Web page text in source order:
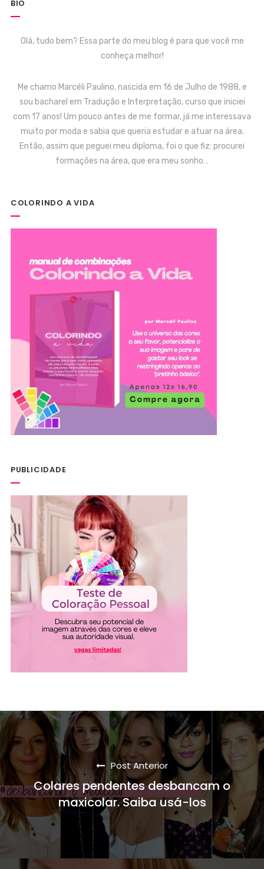
BIO
Olá, tudo bem? Essa parte do meu blog é para que você me
conheça melhor!
Me chamo Marcéli Paulino, nascida em 16 de Julho de 1988, e
sou bacharel em Tradução e Interpretação, curso que iniciei
com 17 anos! Um pouco antes de me formar, já me interessava
muito por moda e sabia que queria estudar e atuar na área.
Então, assim que peguei meu diploma, foi o que fiz: procurei
formações na área, que era meu sonho…
COLORINDO A VIDA
PUBLICIDADE
Post Anterior
Colares pendentes desbancam o
maxicolar. Saiba usá-los